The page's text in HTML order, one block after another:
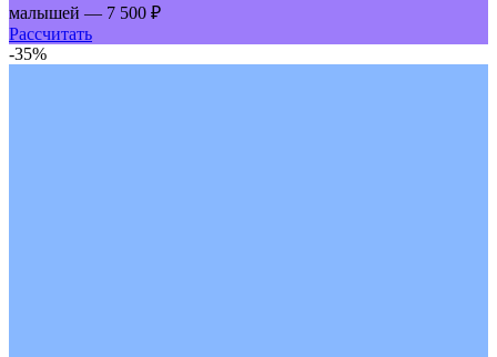
малышей — 7 500 ₽
Рассчитать
-35%